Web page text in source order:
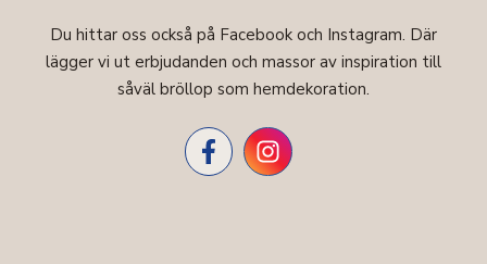
Du hittar oss också på Facebook och Instagram. Där
lägger vi ut erbjudanden och massor av inspiration till
såväl bröllop som hemdekoration.